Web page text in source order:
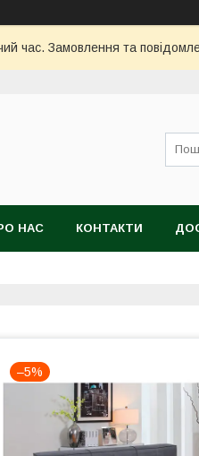
час. Замовлення та
НАС КОНТАКТИ
–5%